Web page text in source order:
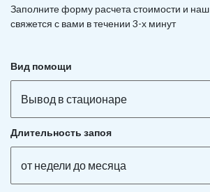
Заполните форму расчета стоимости и наш
свяжется с вами в течении 3-х минут
Вид помощи
Вывод в стационаре
Длительность запоя
от недели до месяца